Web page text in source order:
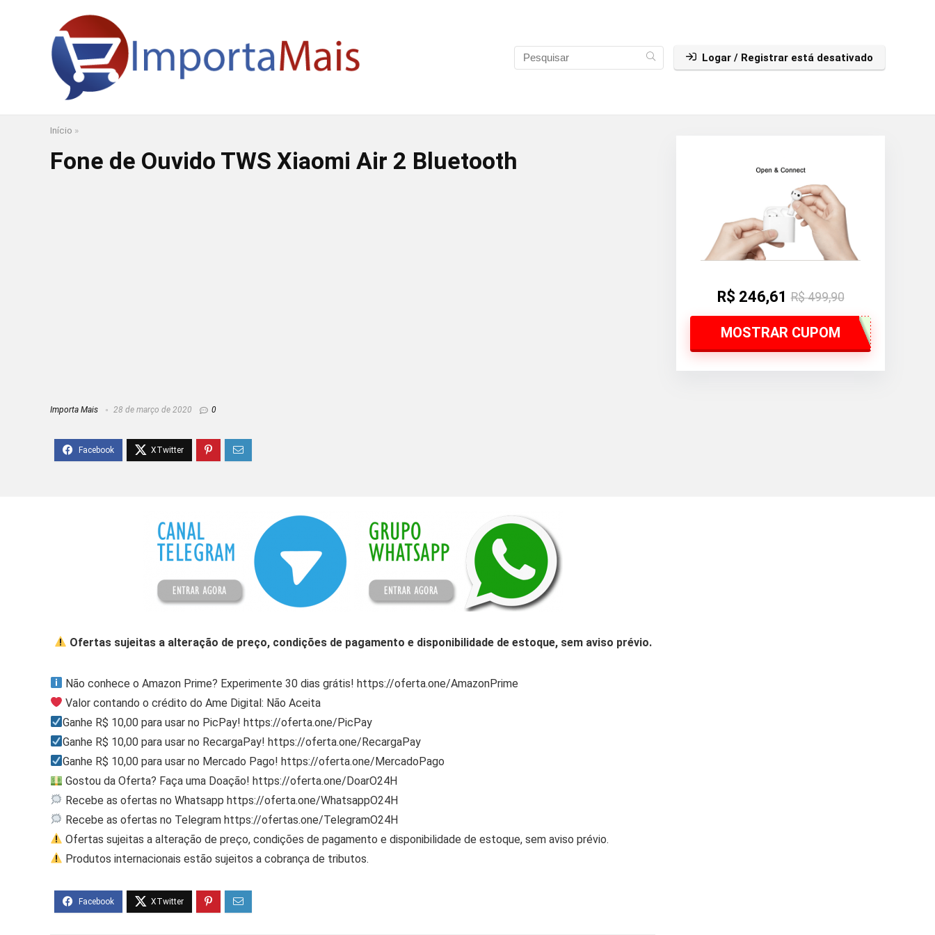
Logar / Registrar está desativado
Início »
Fone de Ouvido TWS Xiaomi Air 2 Bluetooth
R$ 246,61 R$ 499,90
MOSTRAR CUPOM
Importa Mais 28 de março de 2020 0
Ofertas sujeitas a alteração de preço, condições de pagamento e disponibilidade de estoque, sem aviso prévio.
Não conhece o Amazon Prime? Experimente 30 dias grátis! https://oferta.one/AmazonPrime
Valor contando o crédito do Ame Digital: Não Aceita
Ganhe R$ 10,00 para usar no PicPay! https://oferta.one/PicPay
Ganhe R$ 10,00 para usar no RecargaPay! https://oferta.one/RecargaPay
Ganhe R$ 10,00 para usar no Mercado Pago! https://oferta.one/MercadoPago
Gostou da Oferta? Faça uma Doação! https://oferta.one/DoarO24H
Recebe as ofertas no Whatsapp https://oferta.one/WhatsappO24H
Recebe as ofertas no Telegram https://ofertas.one/TelegramO24H
Ofertas sujeitas a alteração de preço, condições de pagamento e disponibilidade de estoque, sem aviso prévio.
Produtos internacionais estão sujeitos a cobrança de tributos.